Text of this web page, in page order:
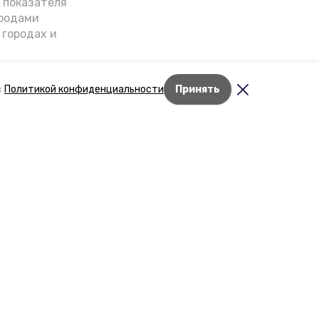
Политикой конфиденциальности Принять
и
о